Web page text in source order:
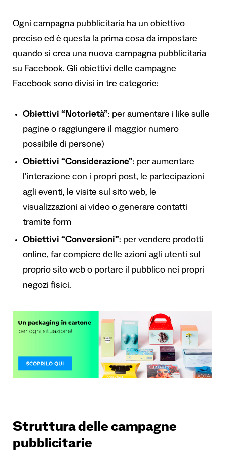
Ogni campagna pubblicitaria ha un obiettivo
preciso ed è questa la prima cosa da impostare
quando si crea una nuova campagna pubblicitaria
su Facebook. Gli obiettivi delle campagne
Facebook sono divisi in tre categorie:
Obiettivi “Notorietà”: per aumentare i like sulle
pagine o raggiungere il maggior numero
possibile di persone)
Obiettivi “Considerazione”: per aumentare
l’interazione con i propri post, le partecipazioni
agli eventi, le visite sul sito web, le
visualizzazioni ai video o generare contatti
tramite form
Obiettivi “Conversioni”: per vendere prodotti
online, far compiere delle azioni agli utenti sul
proprio sito web o portare il pubblico nei propri
negozi fisici.
Struttura delle campagne
pubblicitarie